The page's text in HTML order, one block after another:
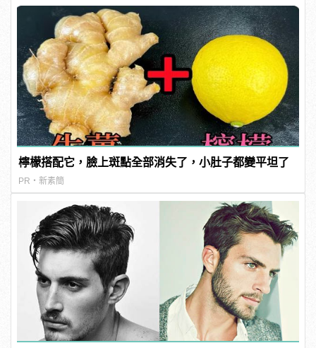
檸檬搭配它，臉上斑點全部消失了，小肚子都變平坦了
PR・新素簡